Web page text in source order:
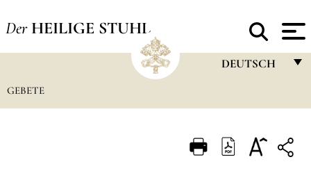
Der HEILIGE STUHL
DEUTSCH
ITALIANO
GEBETE